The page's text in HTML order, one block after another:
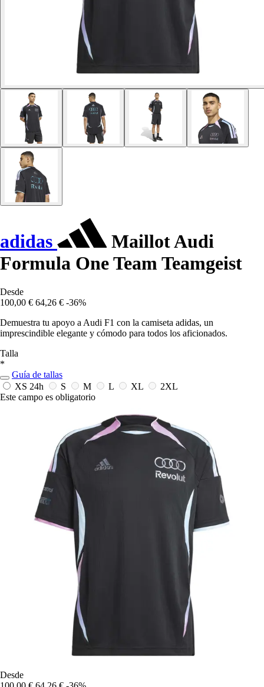
adidas
Maillot Audi
Formula One Team Teamgeist
Desde
100,00 € 64,26 € -36%
Demuestra tu apoyo a Audi F1 con la camiseta adidas, un
imprescindible elegante y cómodo para todos los aficionados.
Talla
*
Guía de tallas
XS 24h S M L XL
2XL
Este campo es obligatorio
Desde